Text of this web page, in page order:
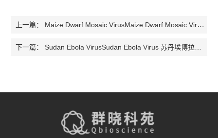
上一篇： Maize Dwarf Mosaic VirusMaize Dwarf Mosaic Virus 玉米矮小花叶病毒检测试剂盒
下一篇： Sudan Ebola VirusSudan Ebola Virus 苏丹埃博拉病毒检测试剂盒